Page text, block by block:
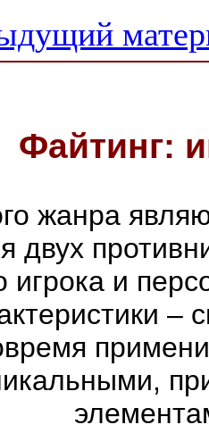
Файтинг:
жанра
двух
игрока и
–